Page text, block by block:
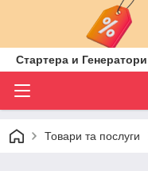
Стартера и
Товари та послуги